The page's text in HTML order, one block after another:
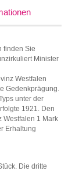
finden Sie
Minister
Westfalen
Gedenkprägung.
unter der
1921. Den
Westfalen 1 Mark
Erhaltung
Die dritte